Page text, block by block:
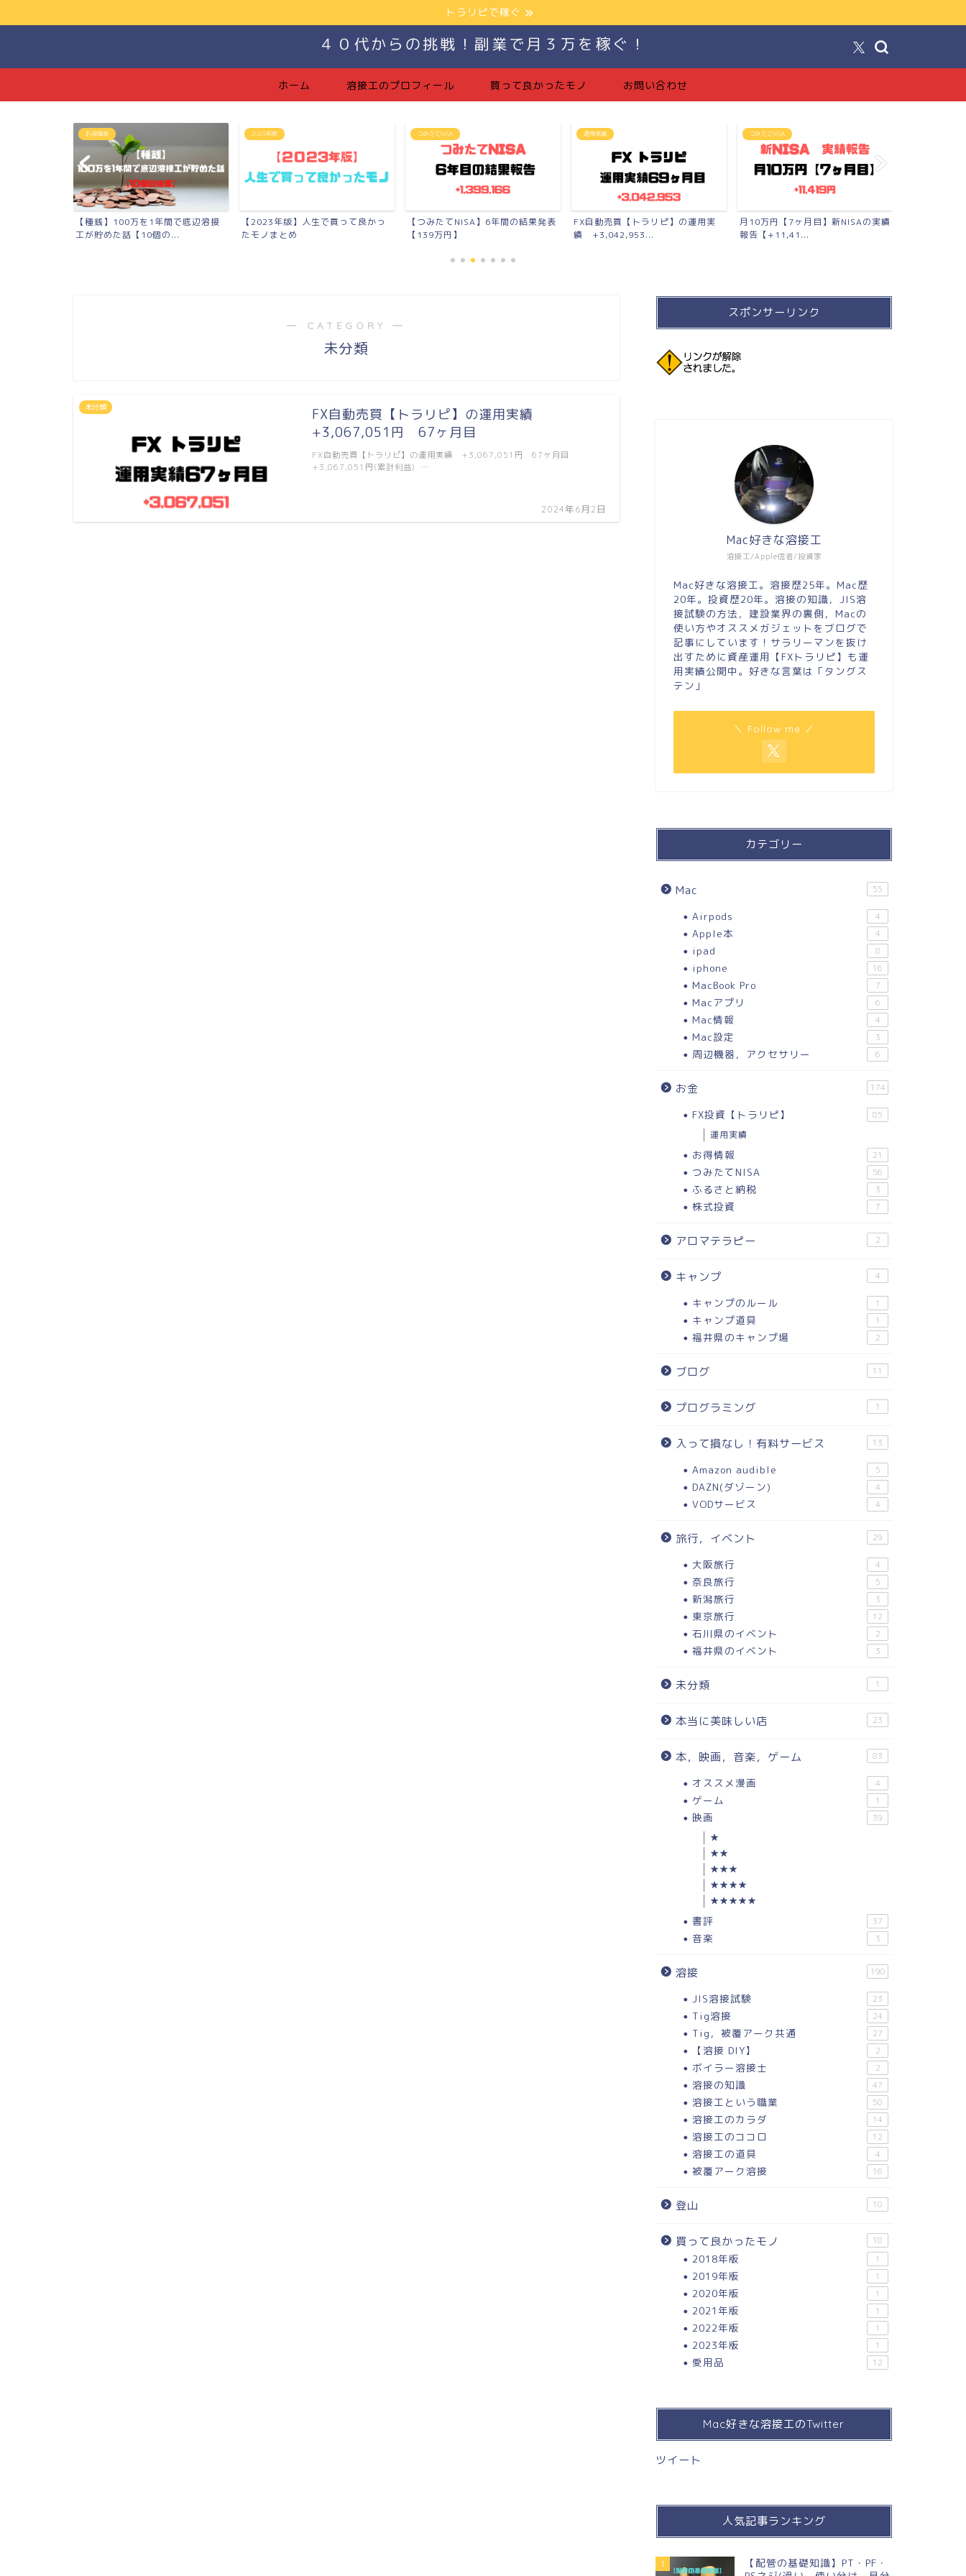
トラリピで稼ぐ
４０代からの挑戦！副業で月３万を稼ぐ！
ホーム 溶接工のプロフィール 買って良かったモノ お問い合わせ
2023年版
【2023年版】人生で買って良かっ
たモノまとめ
つみたてNISA
【つみたてNISA】6年間の結果発表
【139万円】
運用実績
FX自動売買【トラリピ】の運用実
績 +3,042,953...
つみたてNISA
月10万円【7ヶ月目】新NISAの実績
報告【+11,41...
FX投資【トラリピ】
【完全版】トラリピの始め方【準備
品〜口座開設〜勉強法まで...
― CATEGORY ―
未分類
未分類
FX自動売買【トラリピ】の運用実績
+3,067,051円 67ヶ月目
2024年6月2日
FX自動売買【トラリピ】の運用実績 +3,067,051円 67ヶ月目
+3,067,051円(累計利益) …
スポンサーリンク
溶接工/Apple信者/投資家
Mac好きな溶接工
Mac好きな溶接工。溶接歴25年。Mac歴
20年。投資歴20年。溶接の知識，JIS溶
接試験の方法，建設業界の裏側，Macの
使い方やオススメガジェットをブログで
記事にしています！サラリーマンを抜け
出すために資産運用【FXトラリピ】も運
用実績公開中。好きな言葉は「タングス
テン」
＼ Follow me ／
カテゴリー
Mac 55
Airpods 4
Apple本 4
ipad 8
iphone 16
MacBook Pro 7
Macアプリ 6
Mac情報 4
Mac設定 3
周辺機器，アクセサリー 6
お金 174
FX投資【トラリピ】 85
運用実績
お得情報 21
つみたてNISA 56
ふるさと納税 3
株式投資 7
アロマテラピー 2
キャンプ 4
キャンプのルール 1
キャンプ道具 1
福井県のキャンプ場 2
ブログ 11
プログラミング 1
入って損なし！有料サービス 13
Amazon audible 5
DAZN(ダゾーン) 4
VODサービス 4
旅行，イベント 29
大阪旅行 4
奈良旅行 5
新潟旅行 3
東京旅行 12
石川県のイベント 2
福井県のイベント 3
未分類 1
本当に美味しい店 23
本，映画，音楽，ゲーム 83
オススメ漫画 4
ゲーム 1
映画 39
★
★★
★★★
★★★★
★★★★★
書評 37
音楽 3
溶接 190
JIS溶接試験 23
Tig溶接 24
Tig，被覆アーク共通 27
【溶接 DIY】 2
ボイラー溶接士 2
溶接の知識 47
溶接工という職業 50
溶接工のカラダ 14
溶接工のココロ 12
溶接工の道具 4
被覆アーク溶接 16
登山 10
買って良かったモノ 18
2018年版 1
2019年版 1
2020年版 1
2021年版 1
2022年版 1
2023年版 1
愛用品 12
Mac好きな溶接工のTwitter
ツイート
人気記事ランキング
1
【配管の基礎知識】PT・PF・